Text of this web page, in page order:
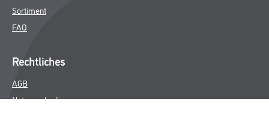
Sortiment
FAQ
Rechtliches
AGB
Nutzungsbedingungen